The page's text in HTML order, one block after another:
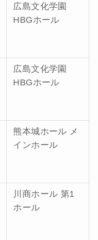
広島文化学園
HBGホール
広島文化学園
HBGホール
熊本城ホール メ
インホール
川商ホール 第1
ホール